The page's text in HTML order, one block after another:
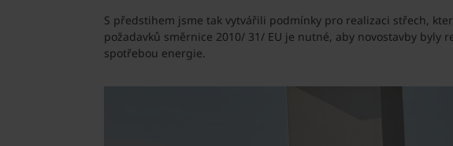
S předstihem jsme tak vytvářili podmínky pro realizaci střech,
požadavků směrnice 2010/ 31/ EU je nutné, aby novostavby byly
spotřebou energie.